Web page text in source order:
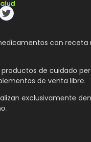
con receta
de cuidado
de venta libre.
exclusivamente